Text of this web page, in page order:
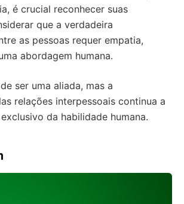
é crucial reconhecer suas
que a verdadeira
as pessoas requer empatia,
abordagem humana.
ser uma aliada, mas a
relações interpessoais continua a
da habilidade humana.